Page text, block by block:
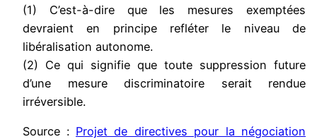
(1) C’est-à-dire que les mesures exemptées
devraient en principe refléter le niveau de
libéralisation autonome.
(2) Ce qui signifie que toute suppression future
d’une mesure discriminatoire serait rendue
irréversible.
Source : Projet de directives pour la négociation